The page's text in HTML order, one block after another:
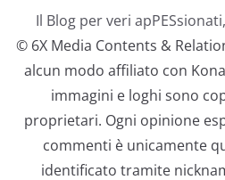
Il Blog per veri
© 6X Media Contents &
alcun modo affiliato con
immagini e loghi sono
proprietari. Ogni opinione
commenti è unicamente
identificato tramite